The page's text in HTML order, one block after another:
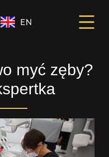
EN
myć zęby?